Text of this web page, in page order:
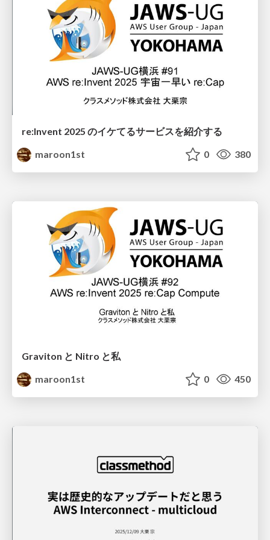
re:Invent 2025 のイケてるサービスを紹介する
maroon1st
0 380
Graviton と Nitro と私
maroon1st
0 450